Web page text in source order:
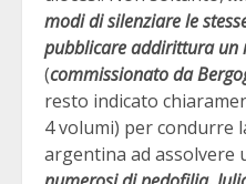
modi di silenziare le
pubblicare addirittura un
(commissionato da
resto indicato
4 volumi) per condurre
argentina ad assolvere